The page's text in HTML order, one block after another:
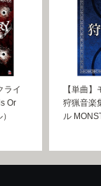
ライ
Or
【単曲
狩猟音楽
ル